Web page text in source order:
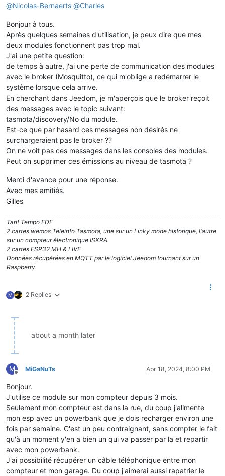
@Nicolas-Bernaerts @Charles
Bonjour à tous.
Après quelques semaines d'utilisation, je peux dire que mes
deux modules fonctionnent pas trop mal.
J'ai une petite question:
de temps à autre, j'ai une perte de communication des modules
avec le broker (Mosquitto), ce qui m'oblige a redémarrer le
système lorsque cela arrive.
En cherchant dans Jeedom, je m'aperçois que le broker reçoit
des messages avec le topic suivant:
tasmota/discovery/No du module.
Est-ce que par hasard ces messages non désirés ne
surchargeraient pas le broker ??
On ne voit pas ces messages dans les consoles des modules.
Peut on supprimer ces émissions au niveau de tasmota ?
Merci d'avance pour une réponse.
Avec mes amitiés.
Gilles
Tarif Tempo EDF
2 cartes wemos Teleinfo Tasmota, une sur un Linky mode historique, l'autre
sur un compteur électronique ISKRA.
2 cartes ESP32 MH & LIVE
Données récupérées en MQTT par le logiciel Jeedom tournant sur un
Raspberry.
M 2 Replies
about a month later
M
Offline
MiGaNuTs Apr 18, 2024, 8:00 PM
Bonjour.
J'utilise ce module sur mon compteur depuis 3 mois.
Seulement mon compteur est dans la rue, du coup j'alimente
mon esp avec un powerbank que je dois recharger environ une
fois par semaine. C'est un peu contraignant, sans compter le fait
qu'à un moment y'en a bien un qui va passer par la et repartir
avec mon powerbank.
J'ai possibilité récupérer un câble téléphonique entre mon
compteur et mon garage. Du coup j'aimerai aussi rapatrier le